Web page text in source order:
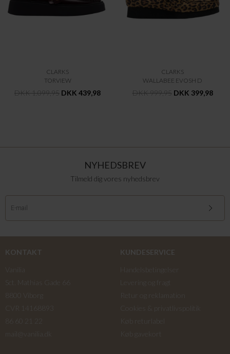
CLARKS
TORVIEW
DKK 1.099,95 DKK 439,98
CLARKS
WALLABEE EVOSH D
DKK 999,95 DKK 399,98
NYHEDSBREV
Tilmeld dig vores nyhedsbrev
KONTAKT
KUNDESERVICE